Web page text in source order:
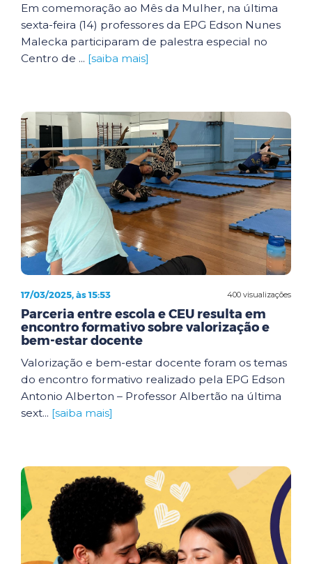
Em comemoração ao Mês da Mulher, na última
sexta-feira (14) professores da EPG Edson Nunes
Malecka participaram de palestra especial no
Centro de ... [saiba mais]
400 visualizações
17/03/2025, às 15:53
Parceria entre escola e CEU resulta em
encontro formativo sobre valorização e
bem-estar docente
Valorização e bem-estar docente foram os temas
do encontro formativo realizado pela EPG Edson
Antonio Alberton – Professor Albertão na última
sext... [saiba mais]